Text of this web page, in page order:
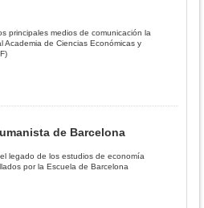
principales medios de comunicación la
Academia de Ciencias Económicas y
de Barcelona
legado de los estudios de economía
por la Escuela de Barcelona